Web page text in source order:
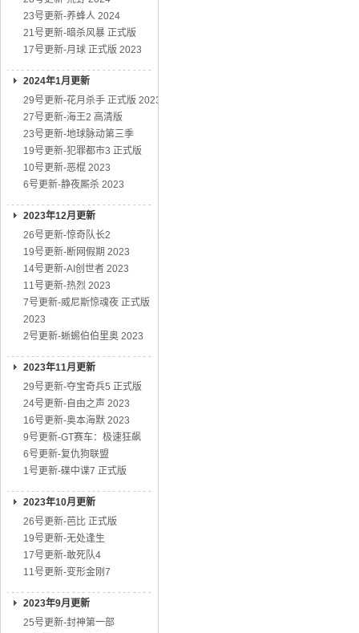
23号更新-养蜂人 2024
21号更新-暗杀风暴 正式版
17号更新-月球 正式版 2023
2024年1月更新
29号更新-花月杀手 正式版 2023
27号更新-海王2 高清版
23号更新-地球脉动第三季
19号更新-犯罪都市3 正式版
10号更新-恶棍 2023
6号更新-静夜厮杀 2023
2023年12月更新
26号更新-惊奇队长2
19号更新-断网假期 2023
14号更新-AI创世者 2023
11号更新-热烈 2023
7号更新-威尼斯惊魂夜 正式版
2023
2号更新-蜥蜴伯伯里奥 2023
2023年11月更新
29号更新-夺宝奇兵5 正式版
24号更新-自由之声 2023
16号更新-奥本海默 2023
9号更新-GT赛车：极速狂飙
6号更新-复仇狗联盟
1号更新-碟中谍7 正式版
2023年10月更新
26号更新-芭比 正式版
19号更新-无处逢生
17号更新-敢死队4
11号更新-变形金刚7
2023年9月更新
25号更新-封神第一部